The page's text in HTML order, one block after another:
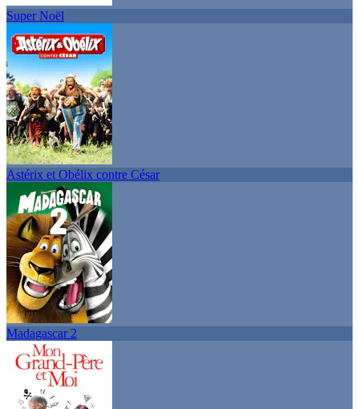
Super Noël
Astérix et Obélix contre César
Madagascar 2